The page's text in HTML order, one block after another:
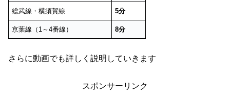
総武線・横須賀線 5分
京葉線（1～4番線） 8分
さらに動画でも詳しく説明していきます
スポンサーリンク